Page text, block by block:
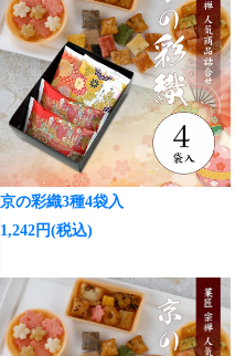
京の彩織3種4袋入
1,242円(税込)